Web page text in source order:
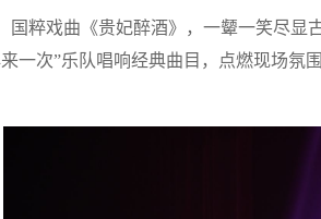
国粹戏曲《贵妃醉酒》，一颦一笑尽显
一次”乐队唱响经典曲目，点燃现场氛